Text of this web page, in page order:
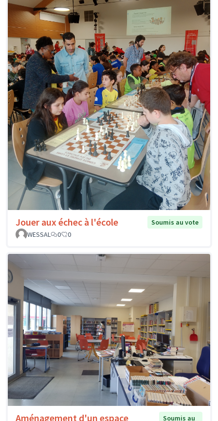
Jouer aux échec à l'école
Soumis au vote
WESSAL
0 0
Aménagement d'un espace Soumis au